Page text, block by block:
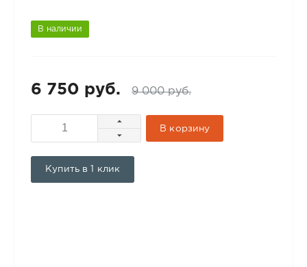
В наличии
6 750 руб. 9 000 руб.
В корзину
Купить в 1 клик